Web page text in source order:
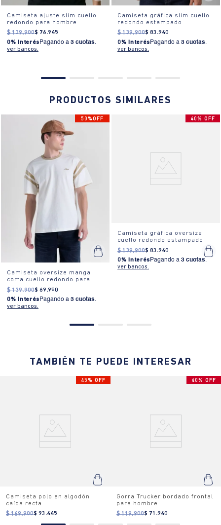
Camiseta ajuste slim cuello
redondo para hombre
$ 139.900$ 76.945
0% Interés Pagando a 3 cuotas.
ver bancos.
Camiseta gráfica slim cuello
redondo estampado
$ 139.900$ 83 .940
0% Interés Pagando a 3 cuotas.
ver bancos.
PRODUCTOS SIMILARES
50%OFF
Camiseta oversize manga
corta cuello redondo para
hombre
$ 139.900$ 69.950
0% Interés Pagando a 3 cuotas.
ver bancos.
40% OFF
Camiseta gráfica oversize
cuello redondo estampado
$ 139.900$ 83 .940
0% Interés Pagando a 3 cuotas.
ver bancos.
TAMBIÉN TE PUEDE INTERESAR
45% OFF
Camiseta polo en algodón
caída recta
$ 169.900$ 93.445
40% OFF
Gorra Trucker bordado frontal
para hombre
$ 119.900$ 71.940